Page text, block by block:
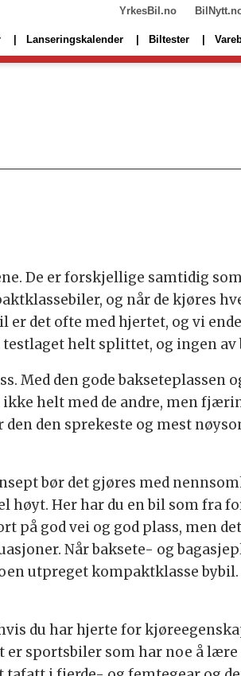
YrkesBil.no
Lanseringskalender Biltester
De er forskjellige samtidig
og når de kjøres
er det ofte med hjertet, og vi
testlaget helt splittet, og ingen
Med den gode bakseteplassen
helt med de andre, men
den den sprekeste og mest
bør det gjøres med
høyt. Her har du en bil som fra
på god vei og god plass, men
Når baksete- og
utpreget kompaktklasse
du har hjerte for
sportsbiler som har noe å lære